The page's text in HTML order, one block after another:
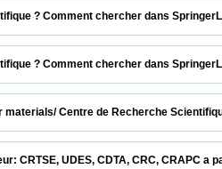
? Comment chercher dans
? Comment chercher dans
materials/ Centre de Recherche
CRTSE, UDES, CDTA, CRC,